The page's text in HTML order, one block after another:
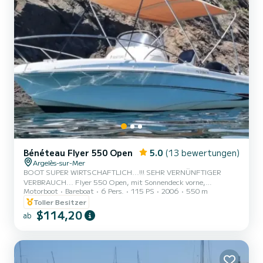
Bénéteau Flyer 550 Open 5.0 (13 bewertungen)
Argelès-sur-Mer
BOOT SUPER WIRTSCHAFTLICH...!!! SEHR VERNÜNFTIGER
VERBRAUCH... Flyer 550 Open, mit Sonnendeck vorne,
Badeleiter, Bimini (Sonnensegel), GPS - Echolot, kleiner
Innenkabine, ideal für Geschäft und Picknickkorb unter Dach. DAS
BESTE für Familienausflüge oder mit Freunden und sparsam im
Verbrauch... Boot zugelassen für 6 Personen, aber BEQUEMER mit
"Maita ï" wird Sie zu einem unvergesslichen Tag führen. Buchten,
Unterwasserwege, Natursc...
Motorboot Bareboat 6 Pers. 115 PS 2006
550 m
Toller Besitzer
ab $114,20